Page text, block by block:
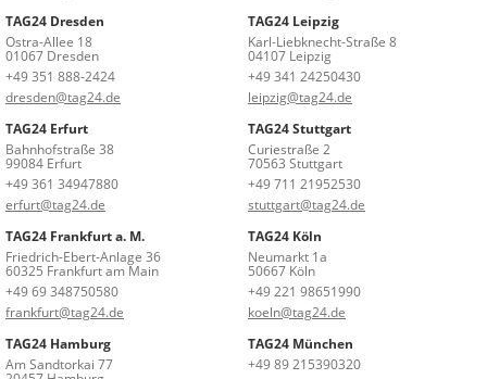
TAG24 Dresden
Ostra-Allee 18
01067 Dresden
+49 351 888-2424
dresden@tag24.de
TAG24 Leipzig
Karl-Liebknecht-Straße 8
04107 Leipzig
+49 341 24250430
leipzig@tag24.de
TAG24 Erfurt
Bahnhofstraße 38
99084 Erfurt
+49 361 34947880
erfurt@tag24.de
TAG24 Stuttgart
Curiestraße 2
70563 Stuttgart
+49 711 21952530
stuttgart@tag24.de
TAG24 Frankfurt a. M.
Friedrich-Ebert-Anlage 36
60325 Frankfurt am Main
+49 69 348750580
frankfurt@tag24.de
TAG24 Köln
Neumarkt 1a
50667 Köln
+49 221 98651990
koeln@tag24.de
TAG24 Hamburg
Am Sandtorkai 77
TAG24 München
+49 89 215390320